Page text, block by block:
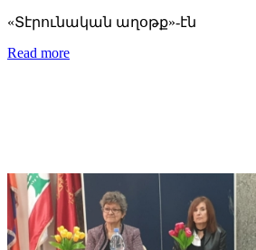
«Տէրունական աղօթք»-էն
Read more